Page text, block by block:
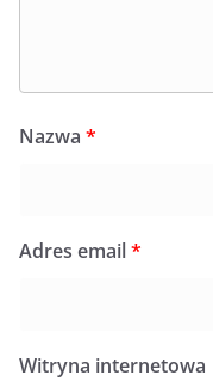
Nazwa *
Adres email*
Witryna internetowa